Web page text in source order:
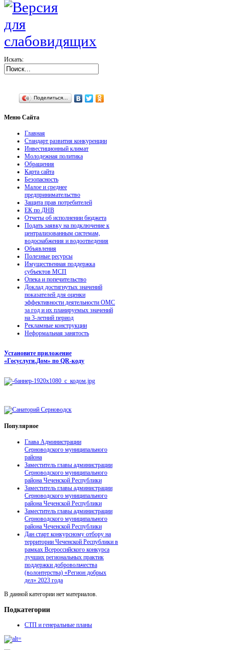
Искать:
Поделиться…
Меню Сайта
Главная
Стандарт развития конкуренции
Инвестиционный климат
Молодежная политика
Обращения
Карта сайта
Безопасность
Малое и среднее
предпринимательство
Защита прав потребителей
ЕК по ДНВ
Отчеты об исполнении бюджета
Подать заявку на подключение к
централизованным системам,
водоснабжения и водоотведения
Объявления
Полезные ресурсы
Имущественная поддержка
субъектов МСП
Опека и попечительство
Доклад достигнутых значений
показателей для оценки
эффективности деятельности ОМС
за год и их планируемых значений
на 3-летний период
Рекламные конструкции
Неформальная занятость
Установите приложение
«Госуслуги.Дом» по QR-коду
Популярное
Глава Администрации
Серноводского муниципального
района
Заместитель главы администрации
Серноводского муниципального
района Чеченской Республики
Заместитель главы администрации
Серноводского муниципального
района Чеченской Республики
Заместитель главы администрации
Серноводского муниципального
района Чеченской Республики
Дан старт конкурсному отбору на
территории Чеченской Республики в
рамках Всероссийского конкурса
лучших региональных практик
поддержки добровольчества
(волонтерства) «Регион добрых
дел» 2023 года
В данной категории нет материалов.
Подкатегории
СТП и генеральные планы